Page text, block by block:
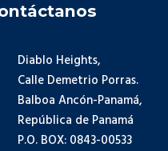
Diablo Heights,
Calle Demetrio Porras.
Balboa Ancón-Panamá,
República de Panamá
P.O. BOX: 0843-00533